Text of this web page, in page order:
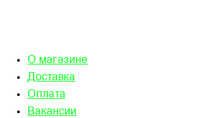
О магазине
Доставка
Оплата
Вакансии